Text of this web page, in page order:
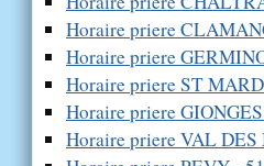
Horaire priere
Horaire priere
Horaire priere ST
Horaire priere
Horaire priere VAL